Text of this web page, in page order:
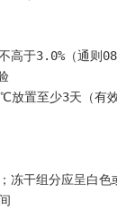
不高于3.0%（通则
37℃放置至少3天（
；冻干组分应呈白